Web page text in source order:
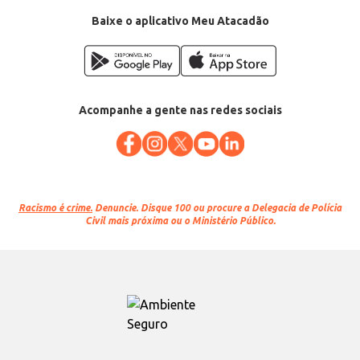
Baixe o aplicativo Meu Atacadão
Acompanhe a gente nas redes sociais
Racismo é crime. Denuncie. Disque 100 ou procure a Delegacia de Polícia
Civil mais próxima ou o Ministério Público.